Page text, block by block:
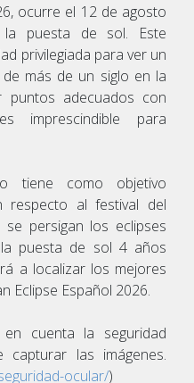
ocurre el 12 de agosto
puesta de sol. Este
privilegiada para ver un
más de un siglo en la
puntos adecuados con
imprescindible para
tiene como objetivo
respecto al festival del
persigan los eclipses
puesta de sol 4 años
a localizar los mejores
Eclipse Español 2026.
cuenta la seguridad
las imágenes.
ocular/)